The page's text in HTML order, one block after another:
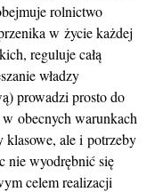
rolnictwo
w życie każdej
reguluje całą
władzy
prowadzi prosto do
obecnych warunkach
klasowe, ale i potrzeby
nie wyodrębnić się
celem realizacji